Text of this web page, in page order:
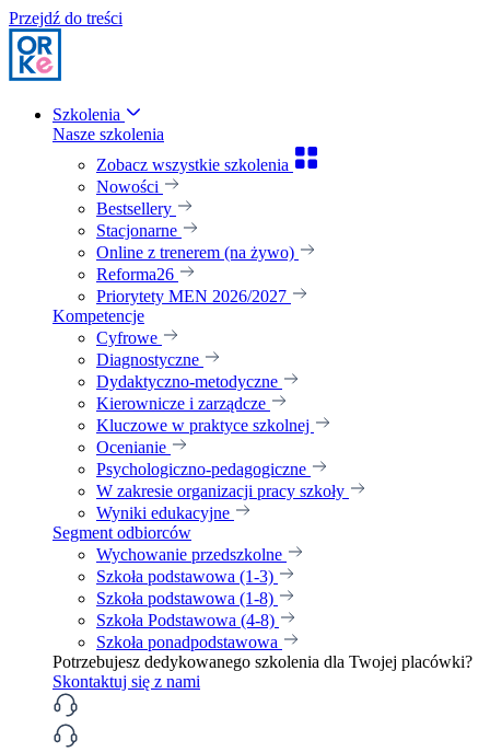
Przejdź do treści
Szkolenia
Nasze szkolenia
Zobacz wszystkie szkolenia
Nowości
Bestsellery
Stacjonarne
Online z trenerem (na żywo)
Reforma26
Priorytety MEN 2026/2027
Kompetencje
Cyfrowe
Diagnostyczne
Dydaktyczno-metodyczne
Kierownicze i zarządcze
Kluczowe w praktyce szkolnej
Ocenianie
Psychologiczno-pedagogiczne
W zakresie organizacji pracy szkoły
Wyniki edukacyjne
Segment odbiorców
Wychowanie przedszkolne
Szkoła podstawowa (1-3)
Szkoła podstawowa (1-8)
Szkoła Podstawowa (4-8)
Szkoła ponadpodstawowa
Potrzebujesz dedykowanego szkolenia dla Twojej placówki?
Skontaktuj się z nami